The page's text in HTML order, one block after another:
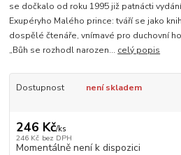
se dočkalo od roku 1995 již patnácti
Exupéryho Malého prince: tváří se jako
dospělé čtenáře, vnímavé pro duchovní
„Bůh se rozhodl narozen... celý popis
Dostupnost není skladem
246 Kč/ks
246 Kč bez DPH
Momentálně není k dispozici